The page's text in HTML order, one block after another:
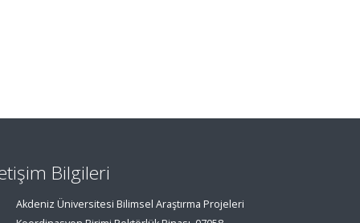
Bilgileri
Akdeniz Üniversitesi Bilimsel Araştırma Projeleri